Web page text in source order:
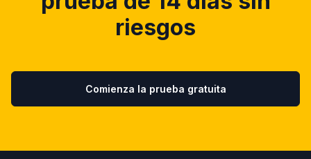
riesgos
Comienza la prueba gratuita